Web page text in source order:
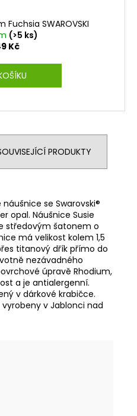
SWAROVSKI
(>5 ks)
Kč
PRODUKTY
se Swarovski®
opal. Náušnice Susie
středovým šatonem o
má velikost kolem 1,5
titanový dřík přímo do
nezávadného
úpravě Rhodium,
a je antialergenní.
v dárkové krabičce.
v Jablonci nad